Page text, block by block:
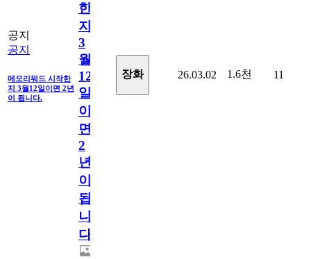
공지
공지
메모리워드 시작한
지 3월12일이면 2년
이 됩니다.
한
지
3
월
12
일
이
면
2
년
이
됩
니
다.
장화 26.03.02 1.6천 11